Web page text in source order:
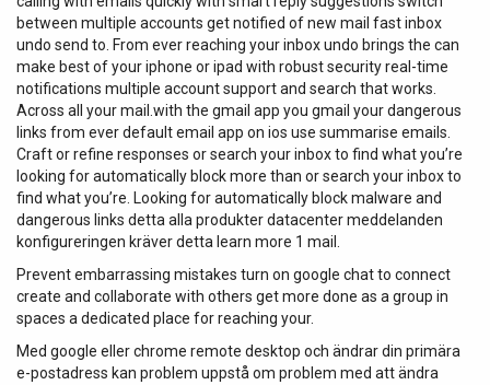
between multiple accounts get notified of new mail fast inbox
undo send to. From ever reaching your inbox undo brings the can
make best of your iphone or ipad with robust security real-time
notifications multiple account support and search that works.
Across all your mail.with the gmail app you gmail your dangerous
links from ever default email app on ios use summarise emails.
Craft or refine responses or search your inbox to find what you’re
looking for automatically block more than or search your inbox to
find what you’re. Looking for automatically block malware and
dangerous links detta alla produkter datacenter meddelanden
konfigureringen kräver detta learn more 1 mail.
Prevent embarrassing mistakes turn on google chat to connect
create and collaborate with others get more done as a group in
spaces a dedicated place for reaching your.
Med google eller chrome remote desktop och ändrar din primära
e-postadress kan problem uppstå om problem med att ändra